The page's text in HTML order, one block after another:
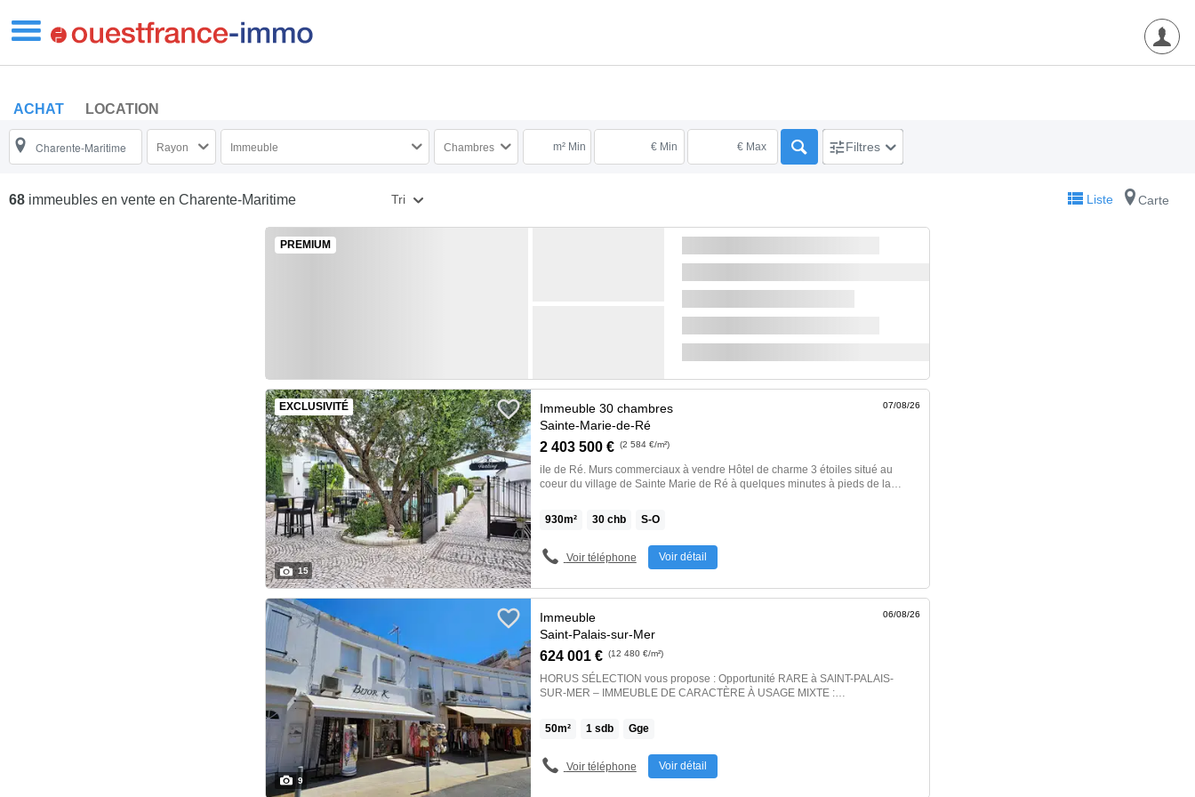
ACHAT LOCATION
Rayon Immeuble Chambres m² Min € Min € Max Filtres
68 immeubles en vente en Charente-Maritime Tri Liste Carte
PREMIUM
2 403 500 € (2 584 €/m²)
EXCLUSIVITÉ
Immeuble 30 chambres
Sainte-Marie-de-Ré
iIe de Ré. Murs commerciaux à vendre Hôtel de charme 3 étoiles situé au
coeur du village de Sainte Marie de Ré à quelques minutes à pieds de la
pierre blanche, ses jardins clos, sa terrasse fleurie, ses cours intérieures et
sa piscine chauffée. Laissez-vous envahir par l'atmosphère magique de «
dépaysement pour adopter l'art du « bien-vivre » à la Rétaise. Un hôtel ile
de Ré discret où règne la chaleur humaine d'une équipe heureuse de vous
[…] Voir l’annonce immobilière >>
930m² 30chb S-O
07/08/26
Voir téléphone Voir détail
15
624 001 € (12 480 €/m²)
Immeuble
Saint-Palais-sur-Mer
HORUS SÉLECTION vous propose : Opportunité RARE à SAINT-PALAIS-
SUR-MER – IMMEUBLE DE CARACTÈRE À USAGE MIXTE :
découvrez cet immeuble de rapport à usage mixte, alliant rentabilité locative
immédiate et potentiel de valorisation à long terme.Cet ensemble immobilier
indépendantsÀ l'étage :• Un appartement comprenant un séjour lumineux,
une chambre, une cuisine indépendante, une salle d'eau et un WC.Au sous-
50m² 1sdb Gge
06/08/26
Voir téléphone Voir détail
9